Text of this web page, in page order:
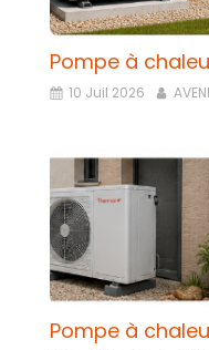
Pompe à
10 Juil 2026
Pompe à